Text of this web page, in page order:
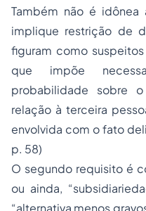
Também não é
implique restrição de
figuram como
que impõe
probabilidade sobre
relação à terceira
envolvida com o fato
p. 58)
O segundo requisito é
ou ainda,
“alternativa menos